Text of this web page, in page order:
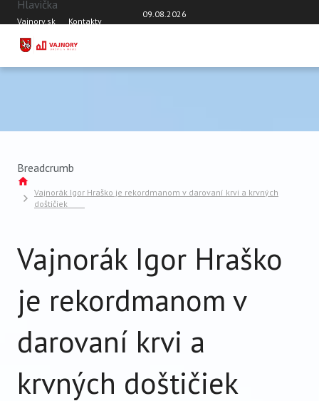
Skočiť na hlavný obsah
Hlavička
Vajnory.sk Kontakty
09.08.2026
DOMOV
OSOBNOSTI VAJNOR
ŠKOLY
VAJNORSKÝ ORNAMENT
VAJNORSKÝ ŽIVOT
Z HISTÓRIE
VIDEO
AUDIO
ARCHÍV VYDANÍ
Breadcrumb
Vajnorák Igor Hraško je rekordmanom v darovaní krvi a krvných
doštičiek
Vajnorák Igor Hraško
je rekordmanom v
darovaní krvi a
krvných doštičiek